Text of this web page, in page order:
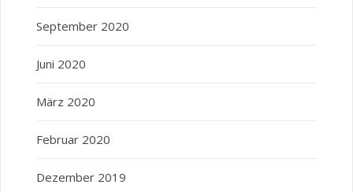
September 2020
Juni 2020
März 2020
Februar 2020
Dezember 2019